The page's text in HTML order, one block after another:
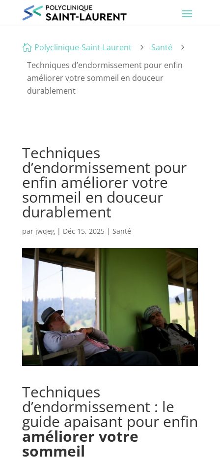
 Polyclinique-Saint-Laurent 5 Santé 5
Techniques d’endormissement pour enfin
améliorer votre sommeil en douceur
durablement
Techniques
d’endormissement pour
enfin améliorer votre
sommeil en douceur
durablement
par jwqeg| Déc 15, 2025| Santé
Techniques
d’endormissement : le
guide apaisant pour enfin
améliorer votre
sommeil